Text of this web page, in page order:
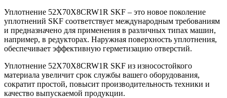
Уплотнение 52X70X8CRW1R SKF – это новое поколение
уплотнений SKF соответствует международным требованиям
и предназначено для применения в различных типах машин,
например, в редукторах. Наружная поверхность уплотнения,
обеспечивает эффективную герметизацию отверстий.
Уплотнение 52X70X8CRW1R SKF из износостойкого
материала увеличит срок службы вашего оборудования,
сократит простой, повысит производительность техники и
качество выпускаемой продукции.